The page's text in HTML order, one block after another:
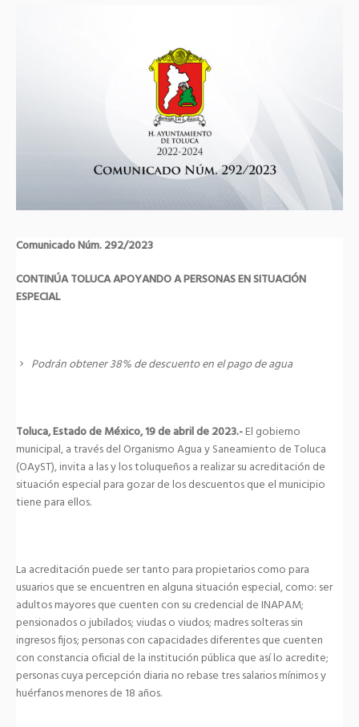
Comunicado Núm. 292/2023
CONTINÚA TOLUCA APOYANDO A PERSONAS EN SITUACIÓN
ESPECIAL
Podrán obtener 38% de descuento en el pago de agua
Toluca, Estado de México, 19 de abril de 2023.-El gobierno
municipal, a través del Organismo Agua y Saneamiento de Toluca
(OAyST), invita a las y los toluqueños a realizar su acreditación de
situación especial para gozar de los descuentos que el municipio
tiene para ellos.
La acreditación puede ser tanto para propietarios como para
usuarios que se encuentren en alguna situación especial, como: ser
adultos mayores que cuenten con su credencial de INAPAM;
pensionados o jubilados; viudas o viudos; madres solteras sin
ingresos fijos; personas con capacidades diferentes que cuenten
con constancia oficial de la institución pública que así lo acredite;
personas cuya percepción diaria no rebase tres salarios mínimos y
huérfanos menores de 18 años.